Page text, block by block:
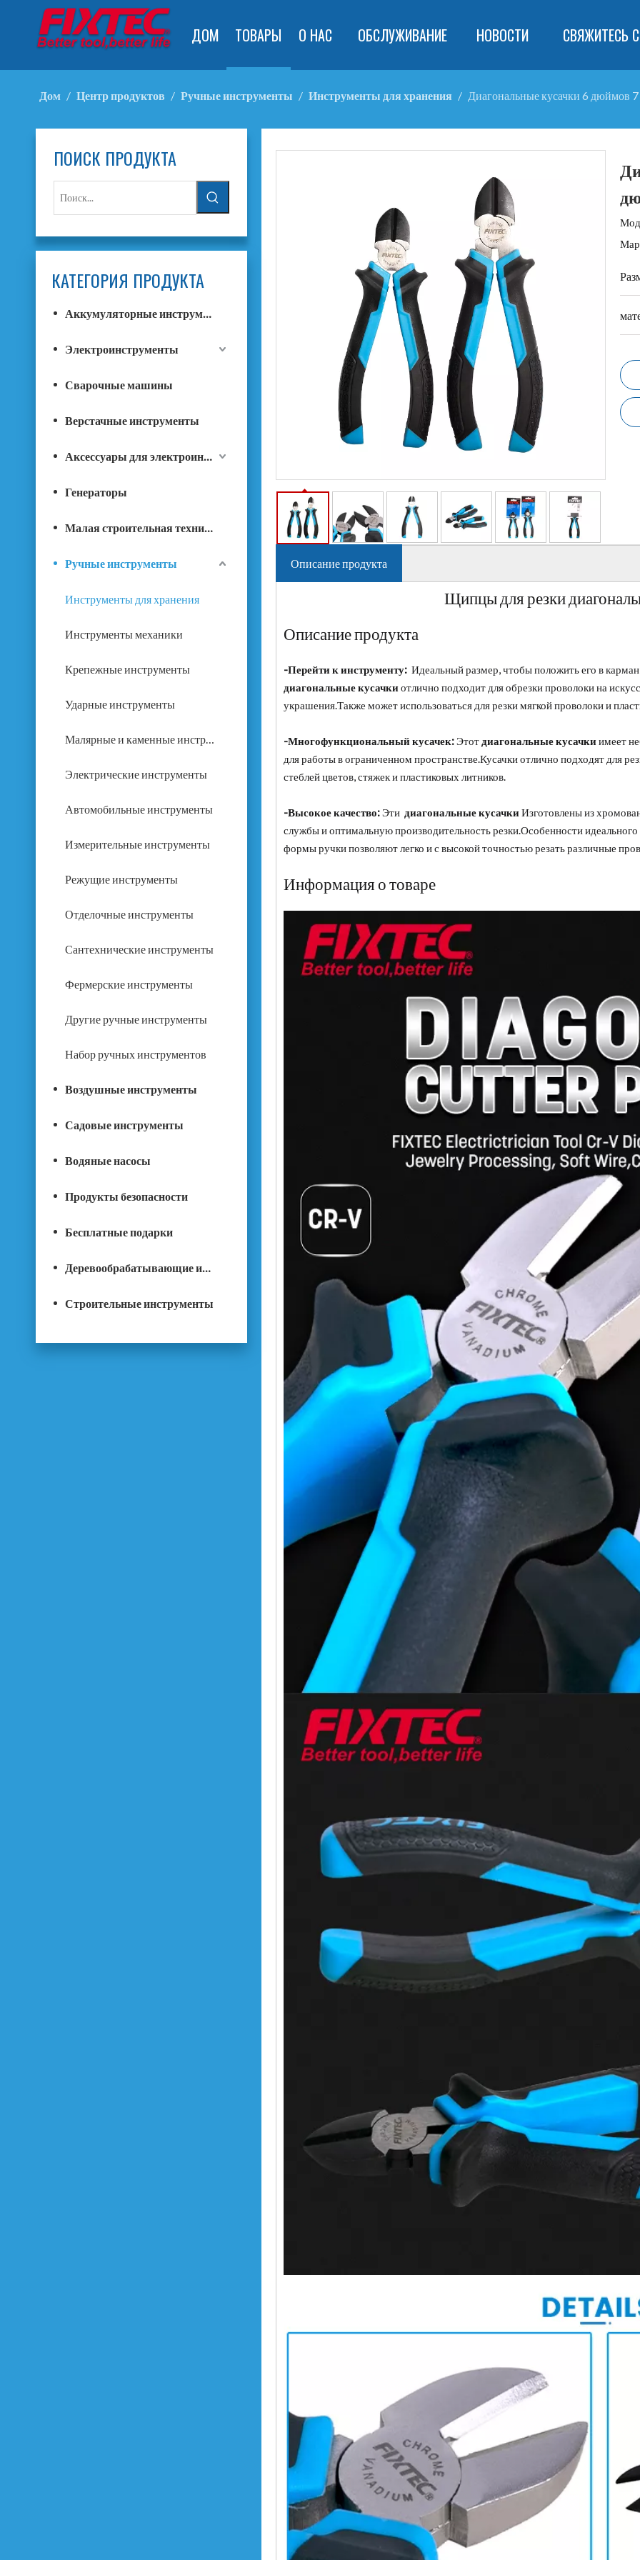
ДОМ ТОВАРЫ О НАС ОБСЛУЖИВАНИЕ НОВОСТИ СВЯЖИТЕСЬ
Дом / Центр продуктов / Ручные инструменты / Инструменты для хранения / Диагональные кусачки 6 дюймов
ПОИСК ПРОДУКТА
КАТЕГОРИЯ ПРОДУКТА
Аккумуляторные инструменты F20+
Электроинструменты
Сварочные машины
Верстачные инструменты
Аксессуары для электроинструментов
Генераторы
Малая строительная техника
Ручные инструменты
Инструменты для хранения
Инструменты механики
Крепежные инструменты
Ударные инструменты
Малярные и каменные инструменты
Электрические инструменты
Автомобильные инструменты
Измерительные инструменты
Режущие инструменты
Отделочные инструменты
Сантехнические инструменты
Фермерские инструменты
Другие ручные инструменты
Набор ручных инструментов
Воздушные инструменты
Садовые инструменты
Водяные насосы
Продукты безопасности
Бесплатные подарки
Деревообрабатывающие инструменты
Строительные инструменты
Описание продукта
Щипцы для резки
Описание продукта
-Перейти к инструменту: Идеальный размер, чтобы положить его в
диагональные кусачкиотлично подходит для обрезки проволоки на
украшения.Также может использоваться для резки мягкой проволоки и
-Многофункциональный кусачек:Этот диагональные кусачкиимеет
для работы в ограниченном пространстве.Кусачки отлично подходят для
стеблей цветов, стяжек и пластиковых литников.
-Высокое качество:Эти диагональные кусачкиИзготовлены из
службы и оптимальную производительность резки.Особенности
формы ручки позволяют легко и с высокой точностью резать различные
Информация о товаре